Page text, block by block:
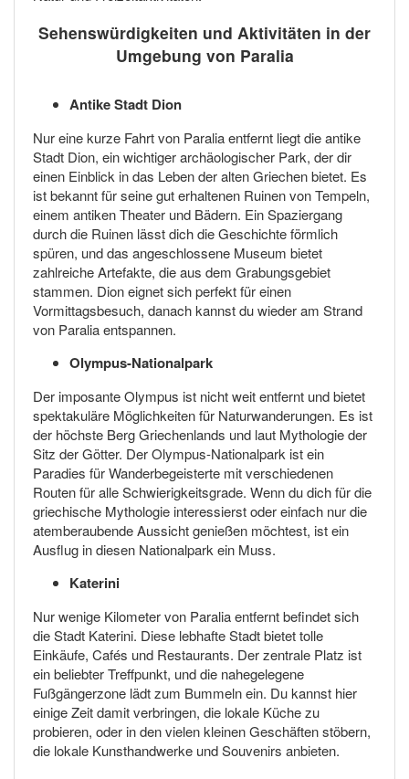
Sehenswürdigkeiten und Aktivitäten in der
Umgebung von Paralia
Antike Stadt Dion
Nur eine kurze Fahrt von Paralia entfernt liegt die antike
Stadt Dion, ein wichtiger archäologischer Park, der dir
einen Einblick in das Leben der alten Griechen bietet. Es
ist bekannt für seine gut erhaltenen Ruinen von Tempeln,
einem antiken Theater und Bädern. Ein Spaziergang
durch die Ruinen lässt dich die Geschichte förmlich
spüren, und das angeschlossene Museum bietet
zahlreiche Artefakte, die aus dem Grabungsgebiet
stammen. Dion eignet sich perfekt für einen
Vormittagsbesuch, danach kannst du wieder am Strand
von Paralia entspannen.
Olympus-Nationalpark
Der imposante Olympus ist nicht weit entfernt und bietet
spektakuläre Möglichkeiten für Naturwanderungen. Es ist
der höchste Berg Griechenlands und laut Mythologie der
Sitz der Götter. Der Olympus-Nationalpark ist ein
Paradies für Wanderbegeisterte mit verschiedenen
Routen für alle Schwierigkeitsgrade. Wenn du dich für die
griechische Mythologie interessierst oder einfach nur die
atemberaubende Aussicht genießen möchtest, ist ein
Ausflug in diesen Nationalpark ein Muss.
Katerini
Nur wenige Kilometer von Paralia entfernt befindet sich
die Stadt Katerini. Diese lebhafte Stadt bietet tolle
Einkäufe, Cafés und Restaurants. Der zentrale Platz ist
ein beliebter Treffpunkt, und die nahegelegene
Fußgängerzone lädt zum Bummeln ein. Du kannst hier
einige Zeit damit verbringen, die lokale Küche zu
probieren, oder in den vielen kleinen Geschäften stöbern,
die lokale Kunsthandwerke und Souvenirs anbieten.